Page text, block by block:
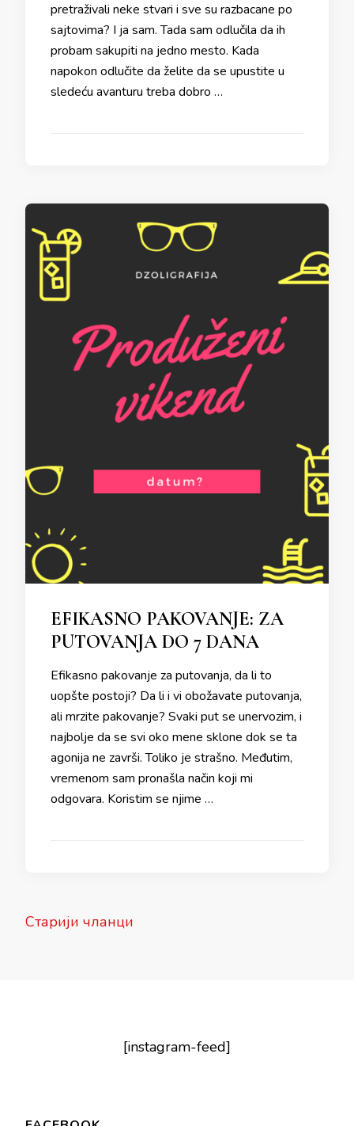
pretraživali neke stvari i sve su razbacane po
sajtovima? I ja sam. Tada sam odlučila da ih
probam sakupiti na jedno mesto. Kada
napokon odlučite da želite da se upustite u
sledeću avanturu treba dobro …
EFIKASNO PAKOVANJE: ZA
PUTOVANJA DO 7 DANA
Efikasno pakovanje za putovanja, da li to
uopšte postoji? Da li i vi obožavate putovanja,
ali mrzite pakovanje? Svaki put se unervozim, i
najbolje da se svi oko mene sklone dok se ta
agonija ne završi. Toliko je strašno. Međutim,
vremenom sam pronašla način koji mi
odgovara. Koristim se njime …
Кретање
Старији чланци
[instagram-feed]